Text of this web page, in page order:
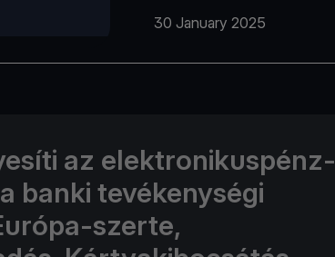
30 January 2025
az elektronikuspénz-
banki tevékenységi
szerte,